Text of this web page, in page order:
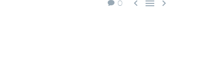
0   